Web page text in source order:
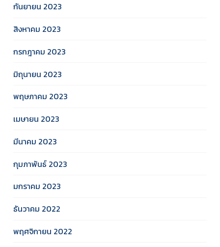
กันยายน 2023
สิงหาคม 2023
กรกฎาคม 2023
มิถุนายน 2023
พฤษภาคม 2023
เมษายน 2023
มีนาคม 2023
กุมภาพันธ์ 2023
มกราคม 2023
ธันวาคม 2022
พฤศจิกายน 2022